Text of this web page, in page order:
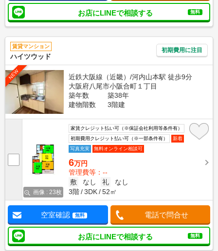
お店にLINEで相談する 無料
賃貸マンション
ハイツウッド
初期費用に注目
NEW
近鉄大阪線（近畿）/河内山本駅 徒歩9分
大阪府八尾市小阪合町１丁目
築年数
築38年
建物階数
3階建
画像 : 23枚
家賃クレジット払い可（※保証会社利用等条件有）
初期費用クレジット払い可（※一部条件有）
新着
写真充実
無料オンライン相談可
6万円
管理費等：--
敷
なし 礼
なし
3階
3DK 52㎡
空室確認 無料 電話で問合せ
お店にLINEで相談する 無料